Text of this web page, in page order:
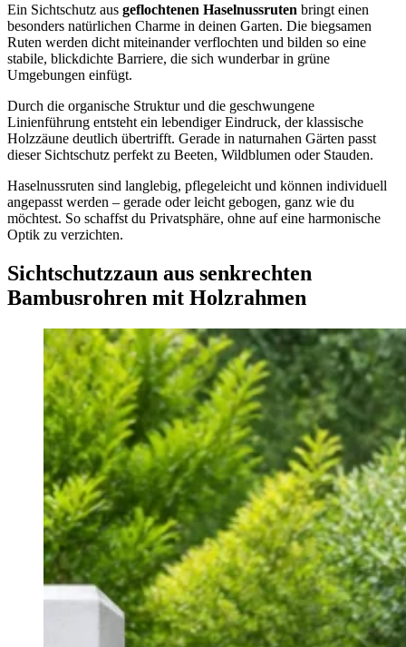
Ein Sichtschutz aus geflochtenen Haselnussruten bringt einen
besonders natürlichen Charme in deinen Garten. Die biegsamen
Ruten werden dicht miteinander verflochten und bilden so eine
stabile, blickdichte Barriere, die sich wunderbar in grüne
Umgebungen einfügt.
Durch die organische Struktur und die geschwungene
Linienführung entsteht ein lebendiger Eindruck, der klassische
Holzzäune deutlich übertrifft. Gerade in naturnahen Gärten passt
dieser Sichtschutz perfekt zu Beeten, Wildblumen oder Stauden.
Haselnussruten sind langlebig, pflegeleicht und können individuell
angepasst werden – gerade oder leicht gebogen, ganz wie du
möchtest. So schaffst du Privatsphäre, ohne auf eine harmonische
Optik zu verzichten.
Sichtschutzzaun aus senkrechten
Bambusrohren mit Holzrahmen